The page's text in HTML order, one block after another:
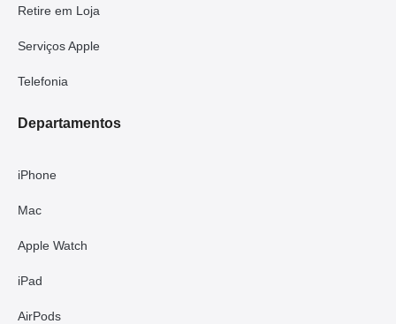
Retire em Loja
Serviços Apple
Telefonia
Departamentos
iPhone
Mac
Apple Watch
iPad
AirPods